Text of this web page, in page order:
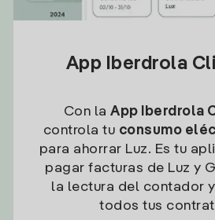
App Iberdrola
Con la App Iberdrola
controla tu consumo
para ahorrar Luz. Es tu
pagar facturas de Luz y
la lectura del contador
todos tus